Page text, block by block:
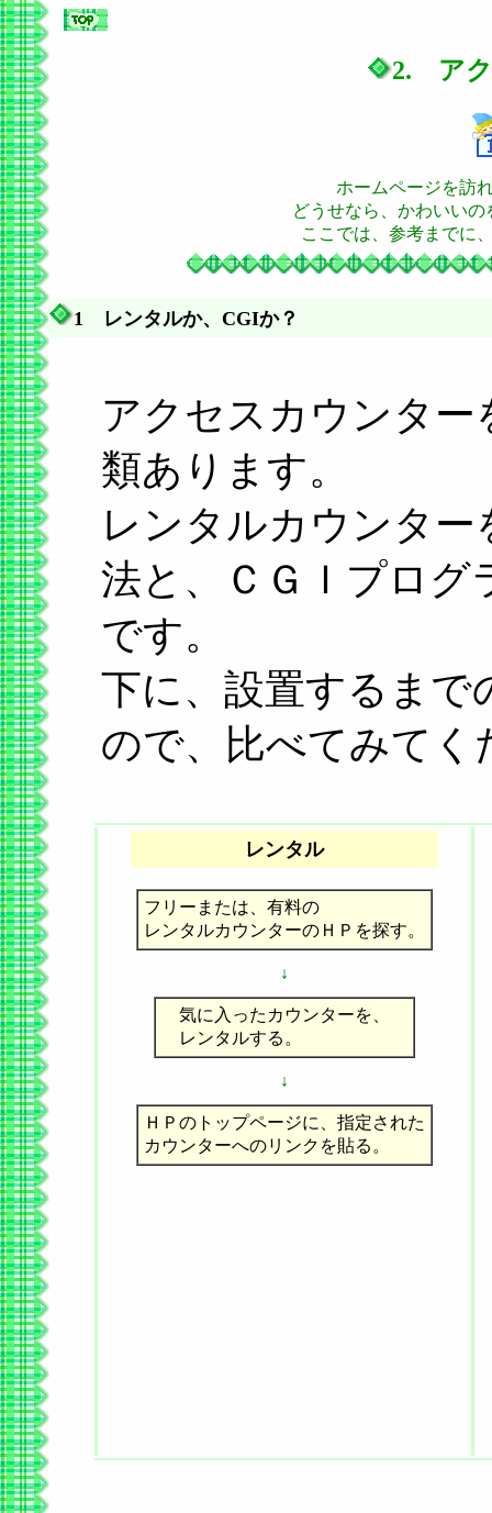
2. アク
ホームページを訪
どうせなら、かわいい
ここでは、参考までに
1 レンタルか、CGIか？
アクセスカウンタ
類あります。
レンタルカウンタ
法と、ＣＧＩプログ
です。
下に、設置するまで
ので、比べてみてく
レンタル
フリーまたは、有料の
レンタルカウンターのＨＰを探す。
↓
気に入ったカウンターを、
レンタルする。
↓
ＨＰのトップページに、指定された
カウンターへのリンクを貼る。